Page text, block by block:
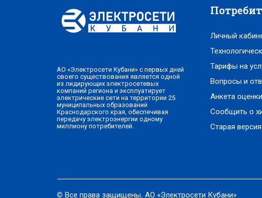
АО «Электросети Кубани» с первых дней
своего существования является одной
из лидирующих электросетевых
компаний региона и эксплуатирует
электрические сети на территории 25
муниципальных образований
Краснодарского края, обеспечивая
передачу электроэнергии одному
миллиону потребителей.
Личный
Тарифы на
Вопросы и
Анкета
Сообщить о
Старая
© Все права защищены. АО «Электросети Кубани»